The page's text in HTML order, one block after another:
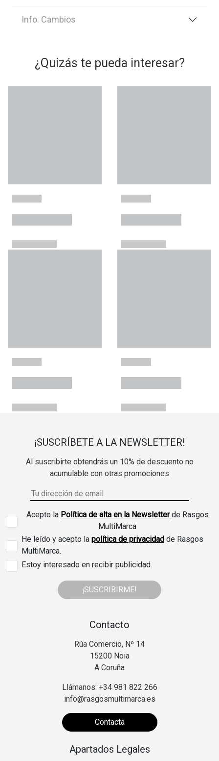
Info. Cambios
¿Quizás te pueda interesar?
¡SUSCRÍBETE A LA NEWSLETTER!
Al suscribirte obtendrás un 10% de descuento no
acumulable con otras promociones
Acepto la Política de alta en la Newsletterde Rasgos
MultiMarca
He leído y acepto la política de privacidad de Rasgos
MultiMarca.
Estoy interesado en recibir publicidad.
¡SUSCRIBIRME!
Contacto
Rúa Comercio, Nº 14
15200 Noia
A Coruña
Llámanos: +34 981 822 266
info@rasgosmultimarca.es
Contacta
Apartados Legales